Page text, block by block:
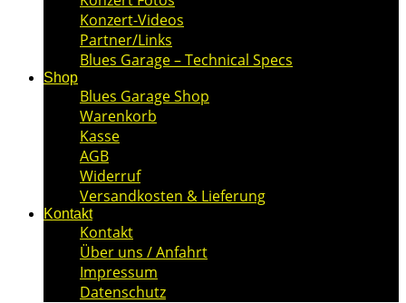
Konzert-Videos
Partner/Links
Blues Garage – Technical Specs
Shop
Blues Garage Shop
Warenkorb
Kasse
AGB
Widerruf
Versandkosten & Lieferung
Kontakt
Kontakt
Über uns / Anfahrt
Impressum
Datenschutz